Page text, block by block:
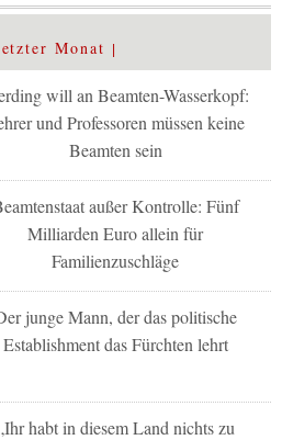
Monat
will an Beamten-Wasserkopf:
und Professoren müssen keine
Beamten sein
außer Kontrolle: Fünf
Milliarden Euro allein für
Familienzuschläge
junge Mann, der das politische
Establishment das Fürchten lehrt
habt in diesem Land nichts zu